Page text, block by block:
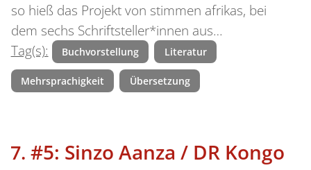
so hieß das Projekt von stimmen afrikas, bei
dem sechs Schriftsteller*innen aus…
Tag(s):
Buchvorstellung Literatur
Mehrsprachigkeit Übersetzung
#5: Sinzo Aanza / DR Kongo